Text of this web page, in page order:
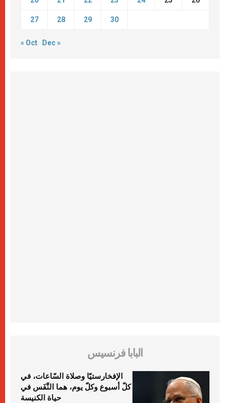
27 28 29 30
« Oct Dec »
البابا فرنسيس
الإفخارستيّا وصلاة السّاعات، في
كلّ أسبوع وكلّ يوم، هما النَّفَس في
حياة الكنيسة